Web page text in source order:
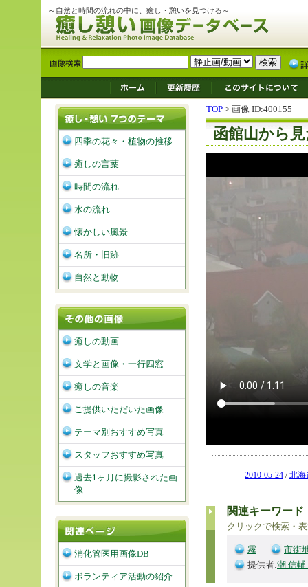
～自然と時間の流れの中に、癒し・憩いを見つける～
TOP > 画像 ID:400155
函館山から
2010-05-24 /北海
関連キーワード
クリックで検索・
霧
市街
提供者:潮 信
四季の花々・植物の推移
癒しの言葉
時間の流れ
水の流れ
懐かしい風景
名所・旧跡
自然と動物
癒しの動画
文学と画像・一行四窓
癒しの音楽
ご提供いただいた画像
テーマ別おすすめ写真
スタッフおすすめ写真
過去1ヶ月に撮影された画
像
消化管医用画像DB
ボランティア活動の紹介